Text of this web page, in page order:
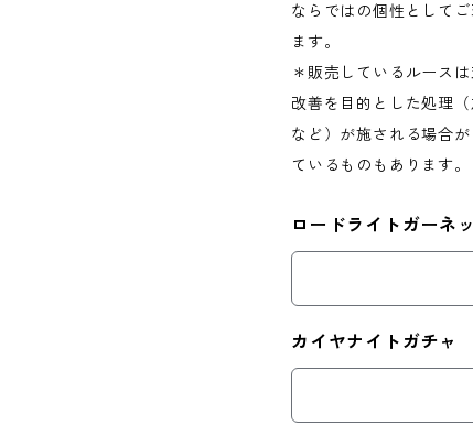
ならではの個性として
ます。
＊販売しているルース
改善を目的とした処理
など）が施される場合
ているものもあります。
ロードライトガーネ
カイヤナイトガチャ